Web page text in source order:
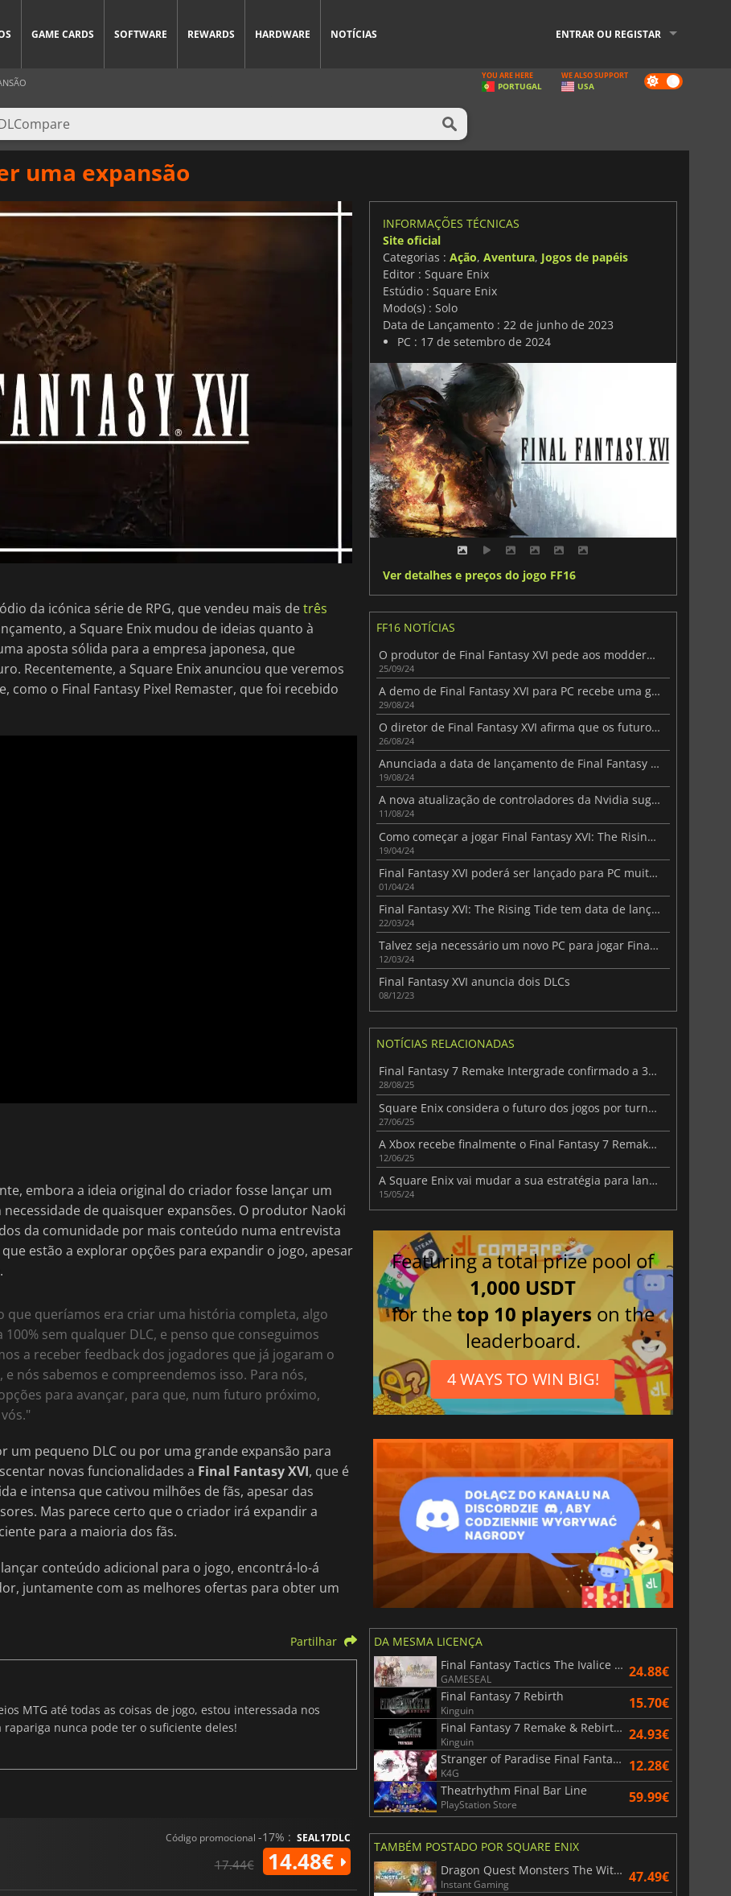
GAME CARDS SOFTWARE REWARDS HARDWARE NOTÍCIAS ENTRAR OU REGISTAR
Dark
mode
YOU ARE HERE
PORTUGAL
WE ALSO SUPPORT
USA
uma expansão
da icónica série de RPG, que vendeu mais detrês
a Square Enix mudou de ideias quanto à
aposta sólida para a empresa japonesa, que
Recentemente, a Square Enix anunciou que veremos
como o Final Fantasy Pixel Remaster, que foi recebido
embora a ideia original do criador fosse lançar um
de quaisquer expansões. O produtor Naoki
da comunidade por mais conteúdo numa entrevista
estão a explorar opções para expandir o jogo, apesar
que queríamos era criar uma história completa, algo
sem qualquer DLC, e penso que conseguimos
a receber feedback dos jogadores que já jogaram o
nós sabemos e compreendemos isso. Para nós,
para avançar, para que, num futuro próximo,
um pequeno DLC ou por uma grande expansão para
novas funcionalidades a Final Fantasy XVI, que é
e intensa que cativou milhões de fãs, apesar das
Mas parece certo que o criador irá expandir a
para a maioria dos fãs.
conteúdo adicional para o jogo, encontrá-lo-á
juntamente com as melhores ofertas para obter um
Partilhar
MTG até todas as coisas de jogo, estou interessada nos
nunca pode ter o suficiente deles!
Código promocional -17% : SEAL17DLC
17.44€ 14.48€
INFORMAÇÕES TÉCNICAS
Site oficial
Categorias : Ação, Aventura, Jogos de papéis
Editor : Square Enix
Estúdio : Square Enix
Modo(s) : Solo
Data de Lançamento : 22 de junho de 2023
PC : 17 de setembro de 2024
Ver detalhes e preços do jogo FF16
FF16 NOTÍCIAS
O produtor de Final Fantasy XVI pede aos modders que não criem conteúdos "ofensivos ou inapropriados" para a versão PC
25/09/24
A demo de Final Fantasy XVI para PC recebe uma grande atualização
29/08/24
O diretor de Final Fantasy XVI afirma que os futuros títulos Final Fantasy poderão ser lançados no PC em simultâneo com as consolas
26/08/24
Anunciada a data de lançamento de Final Fantasy XVI para PC
19/08/24
A nova atualização de controladores da Nvidia sugere a versão para PC de Final Fantasy XVI
11/08/24
Como começar a jogar Final Fantasy XVI: The Rising Tide
19/04/24
Final Fantasy XVI poderá ser lançado para PC muito em breve
01/04/24
Final Fantasy XVI: The Rising Tide tem data de lançamento
22/03/24
Talvez seja necessário um novo PC para jogar Final Fantasy XVI
12/03/24
Final Fantasy XVI anuncia dois DLCs
08/12/23
NOTÍCIAS RELACIONADAS
Final Fantasy 7 Remake Intergrade confirmado a 30 FPS na Switch 2
28/08/25
Square Enix considera o futuro dos jogos por turnos após o sucesso de Clair Obscur
27/06/25
A Xbox recebe finalmente o Final Fantasy 7 Remake Intergrade
12/06/25
A Square Enix vai mudar a sua estratégia para lançamentos multiplataformas
15/05/24
Featuring a total prize pool of
1,000 USDT
for thetop 10 players on the
leaderboard.
4 WAYS TO WIN BIG!
DA MESMA LICENÇA
Final Fantasy Tactics The Ivalice Chronicles
GAMESEAL 24.88€
Final Fantasy 7 Rebirth
Kinguin 15.70€
Final Fantasy 7 Remake & Rebirth Twin Pack
Kinguin 24.93€
Stranger of Paradise Final Fantasy Origin
K4G 12.28€
Theatrhythm Final Bar Line
PlayStation Store 59.99€
TAMBÉM POSTADO POR SQUARE ENIX
Dragon Quest Monsters The Withered World
Instant Gaming 47.49€